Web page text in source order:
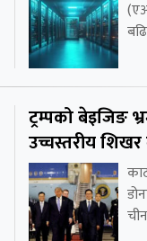
ट्रम्पको
उच्चस्तरीय शिखर